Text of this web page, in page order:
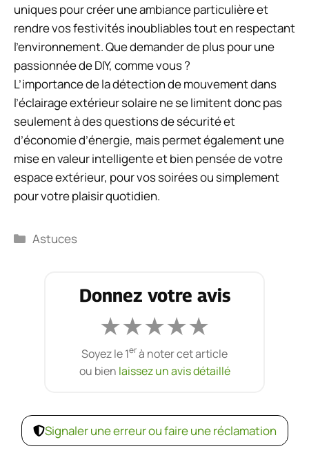
uniques pour créer une ambiance particulière et
rendre vos festivités inoubliables tout en respectant
l’environnement. Que demander de plus pour une
passionnée de DIY, comme vous ?
L’importance de la détection de mouvement dans
l’éclairage extérieur solaire ne se limitent donc pas
seulement à des questions de sécurité et
d’économie d’énergie, mais permet également une
mise en valeur intelligente et bien pensée de votre
espace extérieur, pour vos soirées ou simplement
pour votre plaisir quotidien.
Catégories
Astuces
Donnez votre avis
★★★★★
Soyez le 1erà noter cet article
ou bien laissez un avis détaillé
Signaler une erreur ou faire une réclamation